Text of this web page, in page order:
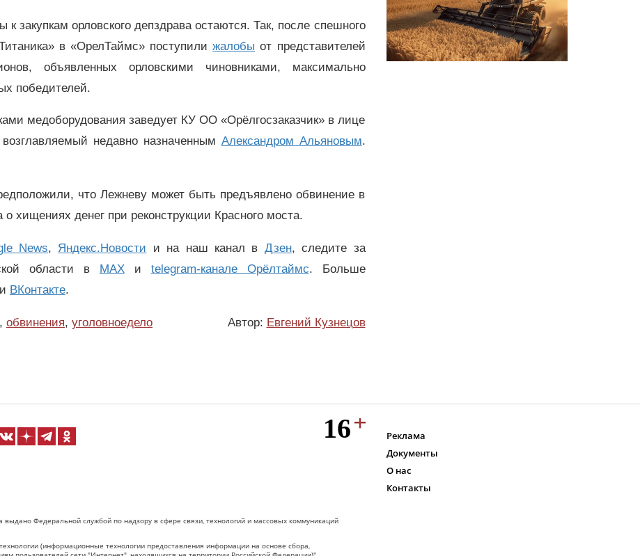
закупкам орловского депздрава остаются. Так, после спешного
в «ОрелТаймс» поступилижалобы от представителей
объявленных орловскими чиновниками, максимально
победителей.
медоборудования заведует КУ ОО «Орёлгосзаказчик» в лице
недавно назначенным Александром Альяновым.
что Лежневу может быть предъявлено обвинение в
хищениях денег при реконструкции Красного моста.
News, Яндекс.Новости и на наш канал в Дзен, следите за
области в MAXи telegram-канале Орёлтаймс. Больше
и ВКонтакте.
, обвинения, уголовноедело Автор: Евгений Кузнецов
Федеральной службой по надзору в сфере связи, технологий и массовых коммуникаций
(информационные технологии предоставления информации на основе сбора,
Реклама
Документы
О нас
Контакты